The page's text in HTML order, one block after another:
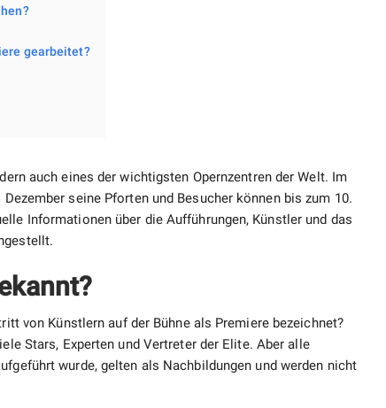
gearbeitet?
auch eines der wichtigsten Opernzentren der Welt. Im
seine Pforten und Besucher können bis zum 10.
Informationen über die Aufführungen, Künstler und das
von Künstlern auf der Bühne als Premiere bezeichnet?
Stars, Experten und Vertreter der Elite. Aber alle
wurde, gelten als Nachbildungen und werden nicht